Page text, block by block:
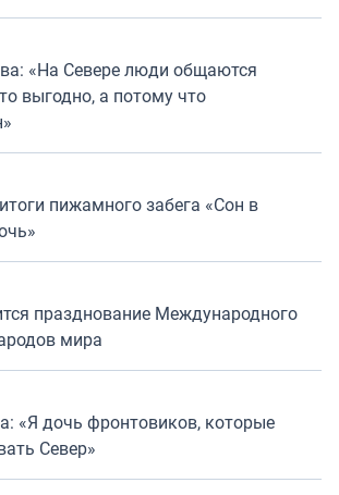
«На Севере люди общаются
выгодно, а потому что
пижамного забега «Сон в
празднование Международного
мира
«Я дочь фронтовиков, которые
Север»